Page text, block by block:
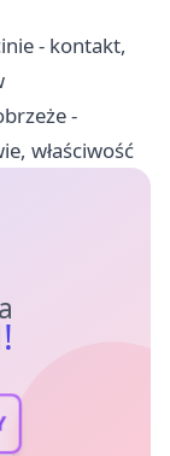
- kontakt,
-
właściwość